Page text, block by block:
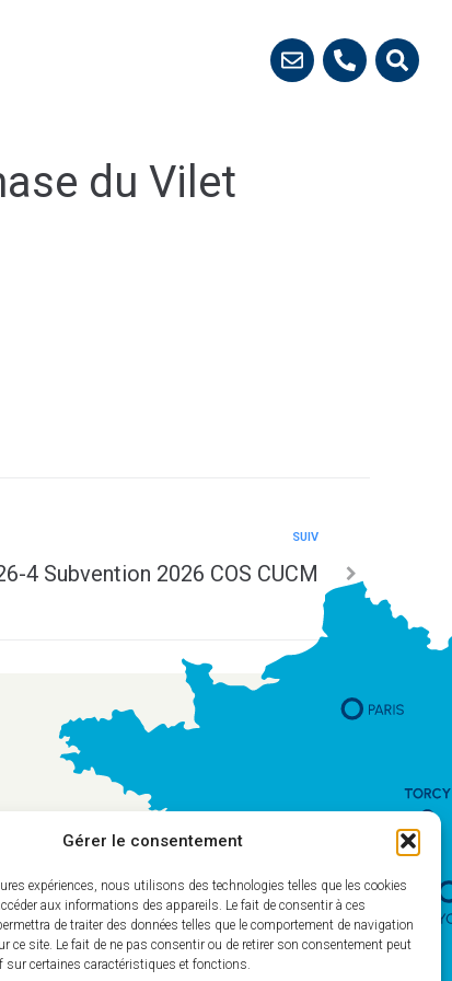
Gérer le consentement
expériences, nous utilisons des technologies telles que les cookies
aux informations des appareils. Le fait de consentir à ces
de traiter des données telles que le comportement de navigation
ce site. Le fait de ne pas consentir ou de retirer son consentement peut
sur certaines caractéristiques et fonctions.
du Vilet
SUIV
4 Subvention 2026 COS CUCM